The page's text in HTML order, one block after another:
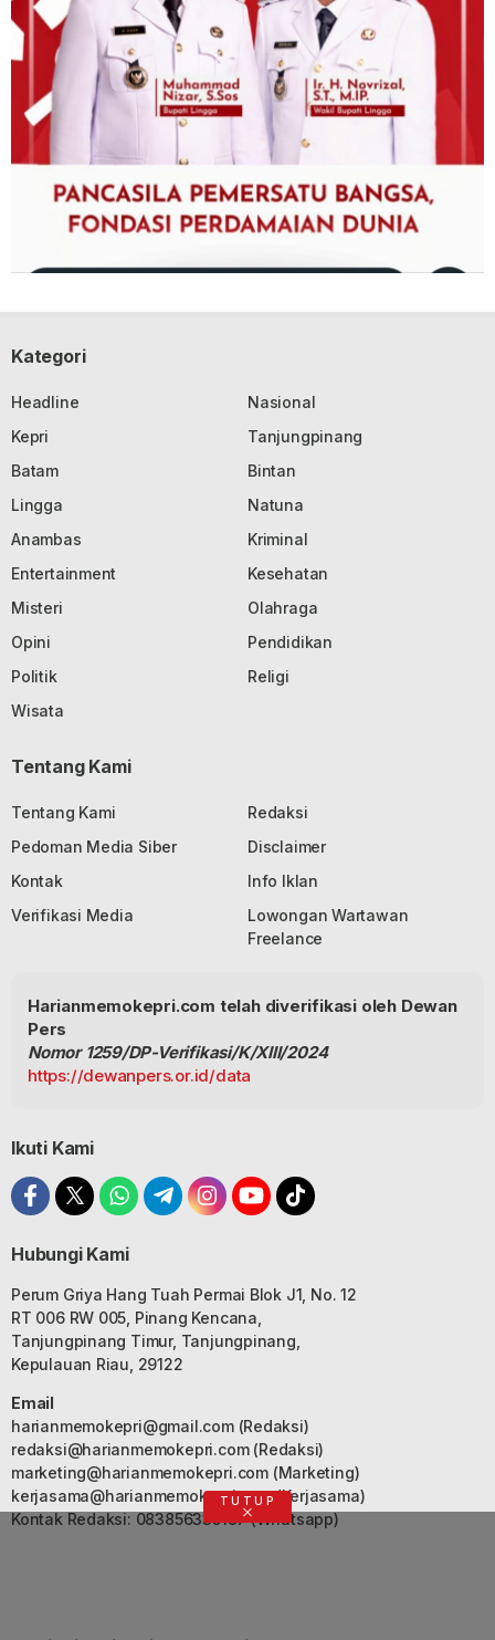
Kategori
Headline
Nasional
Kepri
Tanjungpinang
Batam
Bintan
Lingga
Natuna
Anambas
Kriminal
Entertainment
Kesehatan
Misteri
Olahraga
Opini
Pendidikan
Politik
Religi
Wisata
Tentang Kami
Tentang Kami
Redaksi
Pedoman Media Siber
Disclaimer
Kontak
Info Iklan
Verifikasi Media
Lowongan Wartawan
Freelance
Harianmemokepri.com telah diverifikasi oleh Dewan
Pers
Nomor 1259/DP-Verifikasi/K/XIII/2024
https://dewanpers.or.id/data
Ikuti Kami
Hubungi Kami
Perum Griya Hang Tuah Permai Blok J1, No. 12
RT 006 RW 005, Pinang Kencana,
Tanjungpinang Timur, Tanjungpinang,
Kepulauan Riau, 29122
Email
harianmemokepri@gmail.com(Redaksi)
redaksi@harianmemokepri.com(Redaksi)
marketing@harianmemokepri.com(Marketing)
kerjasama@harianmemokepri.com(Kerjasama)
Kontak Redaksi: 083856335187 (Whatsapp)
TUTUP